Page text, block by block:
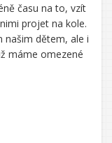
času na to, vzít
projet na kole.
našim dětem, ale i
máme omezené